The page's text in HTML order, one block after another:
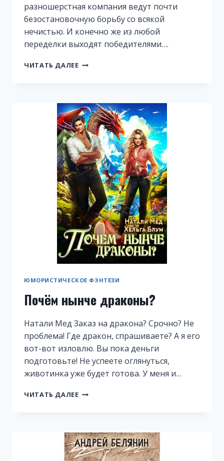
разношерстная компания ведут почти
безостановочную борьбу со всякой
нечистью. И конечно же из любой
переделки выходят победителями….
ЧИТАТЬ ДАЛЕЕ ДЖЕК
ЮМОРИСТИЧЕСКОЕ ФЭНТЕЗИ
Почём нынче драконы?
Натали Мед Заказ на дракона? Срочно? Не
проблема! Где дракон, спрашиваете? А я его
вот-вот изловлю. Вы пока деньги
подготовьте! Не успеете оглянуться,
животинка уже будет готова. У меня и…
ЧИТАТЬ ДАЛЕЕ ПОЧЁМ